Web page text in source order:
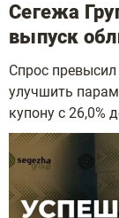
Сегежа
выпуск
Спрос
улучшить
купону с 26,0%